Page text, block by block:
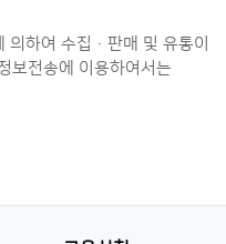
하여 수집·판매 및 유통이
보전송에 이용하여서는